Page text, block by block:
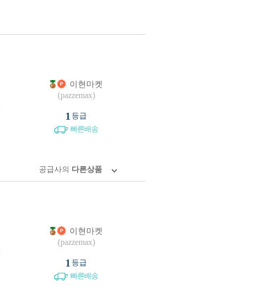
이현마켓
(pazzemax)
1 등급
빠른배송
공급사의 다른상품
이현마켓
(pazzemax)
1 등급
빠른배송